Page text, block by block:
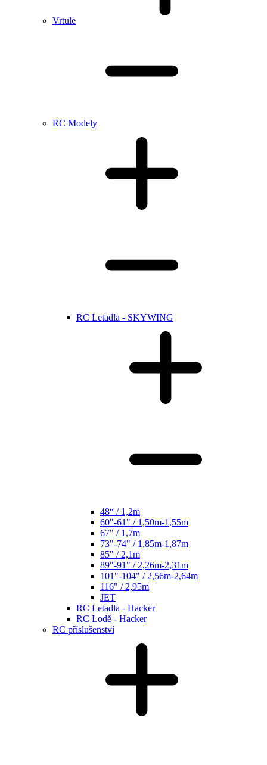
Vrtule
RC Modely
RC Letadla - SKYWING
48“ / 1,2m
60"-61" / 1,50m-1,55m
67" / 1,7m
73"-74" / 1,85m-1,87m
85" / 2,1m
89"-91" / 2,26m-2,31m
101"-104" / 2,56m-2,64m
116" / 2,95m
JET
RC Letadla - Hacker
RC Lodě - Hacker
RC příslušenství